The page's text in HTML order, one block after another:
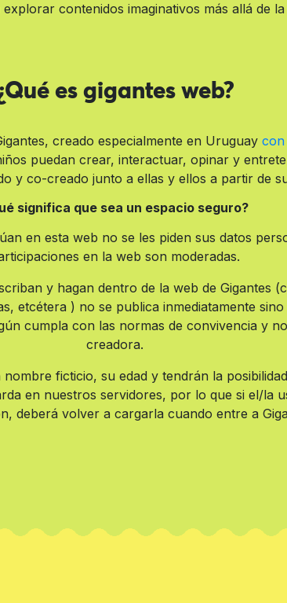
contenidos imaginativos más allá de
es gigantes web?
creado especialmente en Uruguay con
puedan crear, interactuar, opinar y
y co-creado junto a ellas y ellos a partir de
significa que sea un espacio seguro?
en esta web no se les piden sus datos
en la web son moderadas.
y hagan dentro de la web de Gigantes
etcétera ) no se publica inmediatamente
cumpla con las normas de convivencia y
creadora.
ficticio, su edad y tendrán la
en nuestros servidores, por lo que si el/la
deberá volver a cargarla cuando entre a